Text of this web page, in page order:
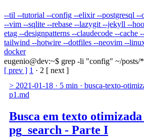
--til --tutorial --config --elixir--postgresql --
--vim --sqlite --rebase --lazygit --jekyll --
etag --designpatterns --claudecode --cache
tailwind --hotwire --dotfiles --neovim --
docker
eugenio@dev:~$ grep -li "config" ~/posts/
[ prev ] 1 · 2 [ next ]
> 2021-01-18 · 5 min · busca-texto-
p1.md
Busca em texto
pg_search - Parte I